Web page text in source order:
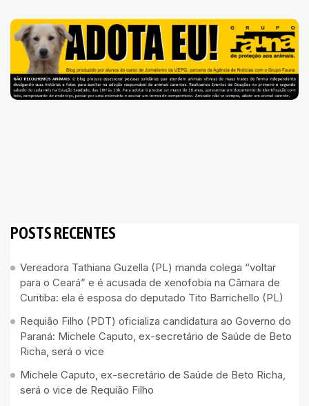
POSTS RECENTES
Vereadora Tathiana Guzella (PL) manda colega “voltar
para o Ceará” e é acusada de xenofobia na Câmara de
Curitiba: ela é esposa do deputado Tito Barrichello (PL)
Requião Filho (PDT) oficializa candidatura ao Governo do
Paraná: Michele Caputo, ex-secretário de Saúde de Beto
Richa, será o vice
Michele Caputo, ex-secretário de Saúde de Beto Richa,
será o vice de Requião Filho